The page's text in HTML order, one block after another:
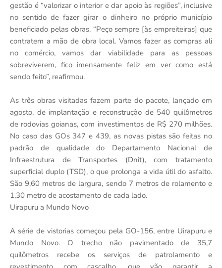
gestão é “valorizar o interior e dar apoio às regiões”, inclusive
no sentido de fazer girar o dinheiro no próprio município
beneficiado pelas obras. “Peço sempre [às empreiteiras] que
contratem a mão de obra local. Vamos fazer as compras ali
no comércio, vamos dar viabilidade para as pessoas
sobreviverem, fico imensamente feliz em ver como está
sendo feito”, reafirmou.
As três obras visitadas fazem parte do pacote, lançado em
agosto, de implantação e reconstrução de 540 quilômetros
de rodovias goianas, com investimentos de R$ 270 milhões.
No caso das GOs 347 e 439, as novas pistas são feitas no
padrão de qualidade do Departamento Nacional de
Infraestrutura de Transportes (Dnit), com tratamento
superficial duplo (TSD), o que prolonga a vida útil do asfalto.
São 9,60 metros de largura, sendo 7 metros de rolamento e
1,30 metro de acostamento de cada lado.
Uirapuru a Mundo Novo
A série de vistorias começou pela GO-156, entre Uirapuru e
Mundo Novo. O trecho não pavimentado de 35,7
quilômetros recebe os serviços de patrolamento e